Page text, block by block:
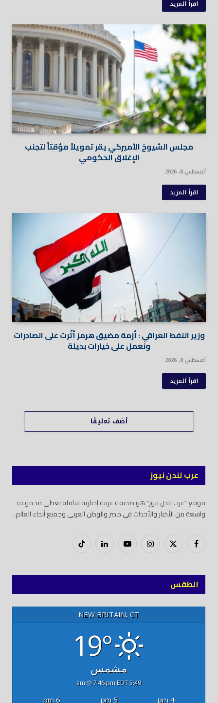
اقرأ المزيد
مجلس الشيوخ الأميركي يقر تمويلاً مؤقتاً لتجنب
الإغلاق الحكومي
أغسطس 8, 2026
اقرأ المزيد
وزير النفط العراقي : أزمة مضيق هرمز أثّرت على الصادرات
ونعمل على خيارات بديلة
أغسطس 8, 2026
اقرأ المزيد
أضف تعليقًا
عرب لندن نيوز
موقع "عرب لندن نيوز" هو صحيفة عربية إخبارية شاملة تغطي مجموعة
واسعة من الأخبار والأحداث في مصر والوطن العربي وجميع أنحاء العالم.
فيسبوكX
إنستغراميوتيوب لينكدود
تيك
الطقس
NEW BRITAIN, CT
19°
مشمس
5:49 am
7:46 pm EDT
4 pm
5 pm
6 pm